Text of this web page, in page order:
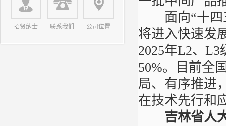
招贤纳士 联系我们 公司位置
面向“十四
将进入快速发
2025年L2、
50%。目前全
局、有序推进
在技术先行和
吉林省人